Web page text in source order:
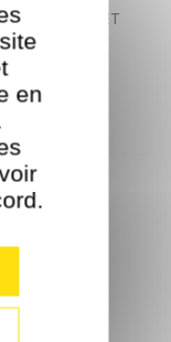
OFFRES ET
en